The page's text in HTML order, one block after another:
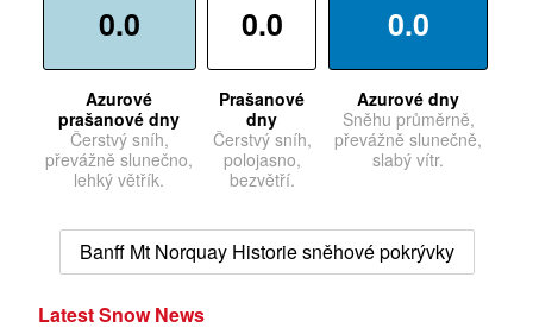
0.0
Azurové
prašanové dny
Čerstvý sníh,
převážně slunečno,
lehký větřík.
0.0
Prašanové
dny
Čerstvý sníh,
polojasno,
bezvětří.
0.0
Azurové dny
Sněhu průměrně,
převážně slunečně,
slabý vítr.
Banff Mt Norquay Historie sněhové pokrývky